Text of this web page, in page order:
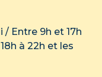
/ Entre 9h et 17h
à 22h et les